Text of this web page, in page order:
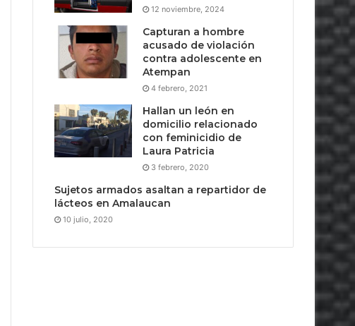
12 noviembre, 2024
Capturan a hombre
acusado de violación
contra adolescente en
Atempan
4 febrero, 2021
Hallan un león en
domicilio relacionado
con feminicidio de
Laura Patricia
3 febrero, 2020
Sujetos armados asaltan a repartidor de
lácteos en Amalaucan
10 julio, 2020